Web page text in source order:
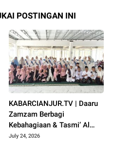
POSTINGAN INI
KABARCIANJUR.TV | Daaru
Zamzam Berbagi
Kebahagiaan & Tasmi’ Al
Qur’an Sambut Muharram
July 24, 2026